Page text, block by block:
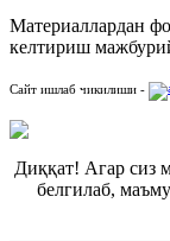
Материаллардан
келтириш
Сайт ишлаб чикилиши -
Диққат! Агар сиз
белгилаб,